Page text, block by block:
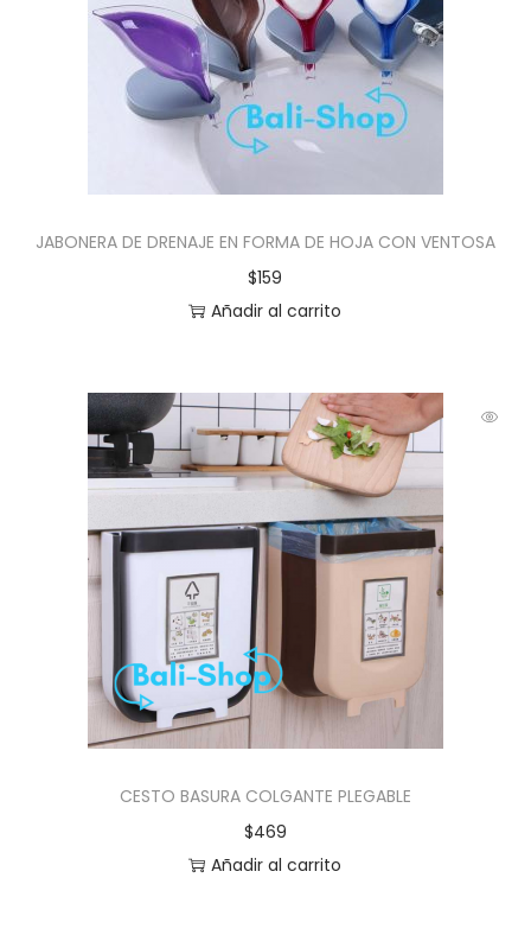
JABONERA DE DRENAJE EN FORMA DE HOJA CON VENTOSA
$159
Añadir al carrito
CESTO BASURA COLGANTE PLEGABLE
$469
Añadir al carrito